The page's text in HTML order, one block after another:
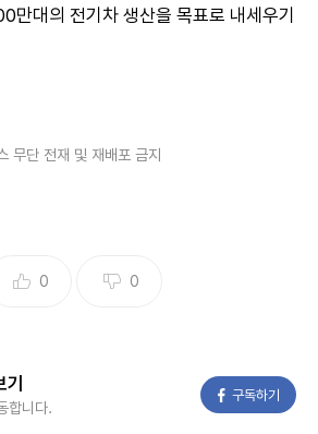
대의 전기차 생산을 목표로 내세우기
단 전재 및 재배포 금지
0 0
합니다.
구독하기